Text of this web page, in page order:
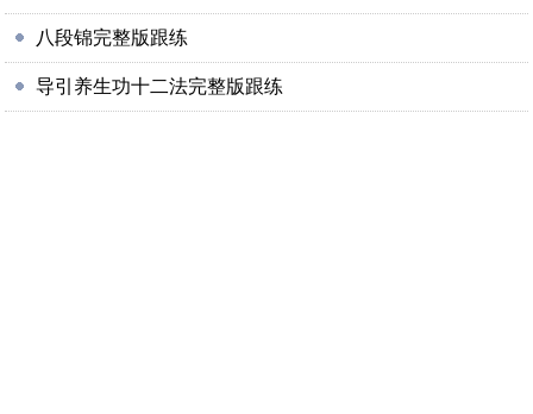
八段锦完整版跟练
导引养生功十二法完整版跟练